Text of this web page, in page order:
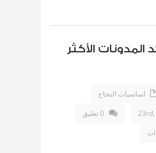
المدونات الأكثر
اساسيات النجاح
0 تعليق